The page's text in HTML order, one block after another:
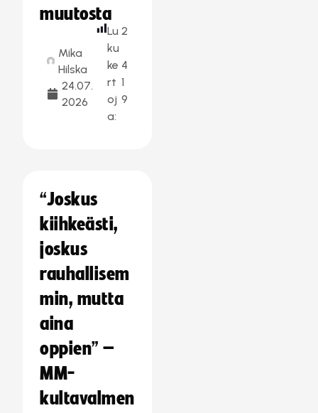
muutosta
Mika
Hilska
24.07.
2026
Lu
ku
ke
rt
oj
a:
2
4
1
9
“Joskus
kiihkeästi,
joskus
rauhallisem
min, mutta
aina
oppien” –
MM-
kultavalmen